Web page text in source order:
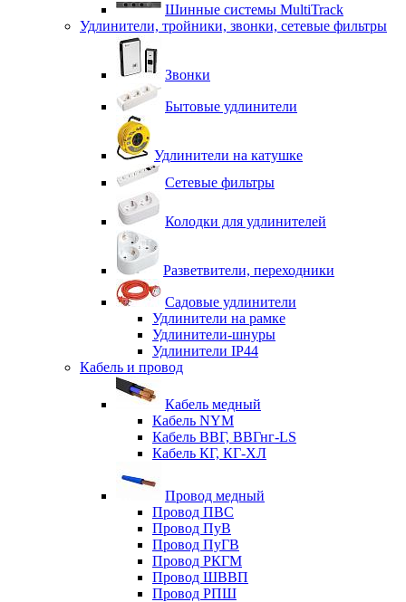
Шинные системы MultiTrack
Удлинители, тройники, звонки, сетевые фильтры
Звонки
Бытовые удлинители
Удлинители на катушке
Сетевые фильтры
Колодки для удлинителей
Разветвители, переходники
Садовые удлинители
Удлинители на рамке
Удлинители-шнуры
Удлинители IP44
Кабель и провод
Кабель медный
Кабель NYM
Кабель ВВГ, ВВГнг-LS
Кабель КГ, КГ-ХЛ
Провод медный
Провод ПВС
Провод ПуВ
Провод ПуГВ
Провод РКГМ
Провод ШВВП
Провод РПШ